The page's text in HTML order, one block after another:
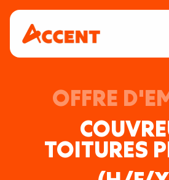
OFFRE
TOITURES